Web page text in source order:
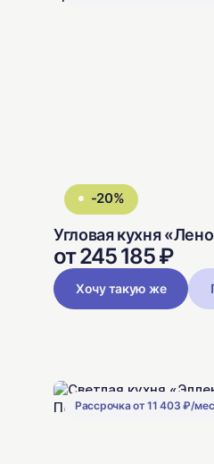
-20%
Угловая кухня
от 245 185 ₽
Хочу такую же
Рассрочка от 11 403 ₽/